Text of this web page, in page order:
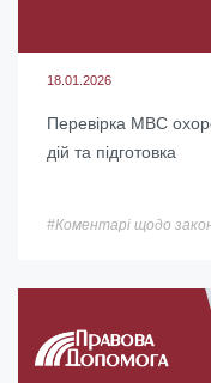
18.01.2026
Перевірка МВС
дій та підготовка
#Коментарі щодо